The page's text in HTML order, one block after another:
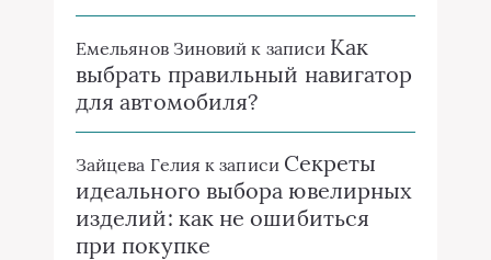
Емельянов Зиновий к записи Как
выбрать правильный навигатор
для автомобиля?
Зайцева Гелия к записи Секреты
идеального выбора ювелирных
изделий: как не ошибиться
при покупке